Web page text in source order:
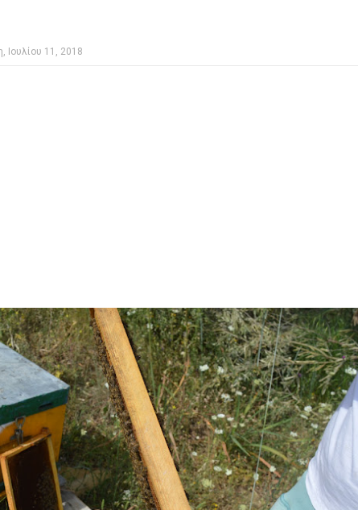
Ιουλίου 11, 2018